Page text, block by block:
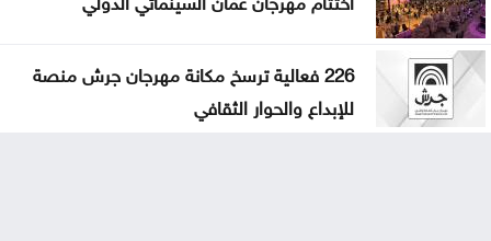
226 فعالية ترسخ مكانة مهرجان جرش منصة
للإبداع والحوار الثقافي